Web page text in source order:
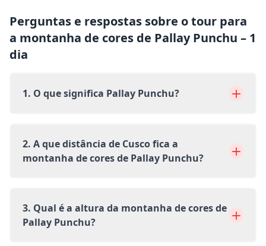
Perguntas e respostas sobre o tour para
a montanha de cores de Pallay Punchu – 1
dia
1. O que significa Pallay Punchu?
2. A que distância de Cusco fica a
montanha de cores de Pallay Punchu?
3. Qual é a altura da montanha de cores de
Pallay Punchu?